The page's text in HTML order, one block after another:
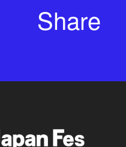
Share